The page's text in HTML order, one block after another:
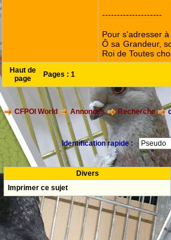
--------------------
Pour s'adresser
Ô sa Grandeur,
Roi de Toutes
Haut de
page
Pages : 1
CFPOI World Annonces Recherche
Identification rapide :
Divers
Imprimer ce sujet